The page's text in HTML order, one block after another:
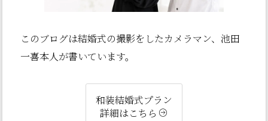
このブログは結婚式の撮影をしたカメラマン、池田
一喜本人が書いています。
和装結婚式プラン
詳細はこちら